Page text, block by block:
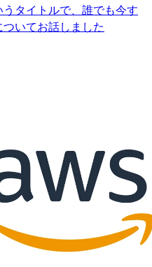
うタイトルで、誰でも今す
いてお話しました